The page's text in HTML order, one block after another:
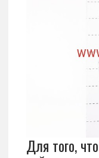
Для того,